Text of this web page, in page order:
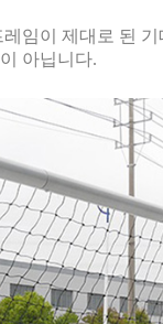
임이 제대로 된
아닙니다.